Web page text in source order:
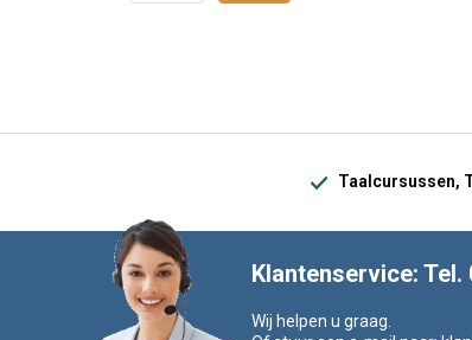
Taalcursussen,
Klantenservice: Tel.
Wij helpen u graag.